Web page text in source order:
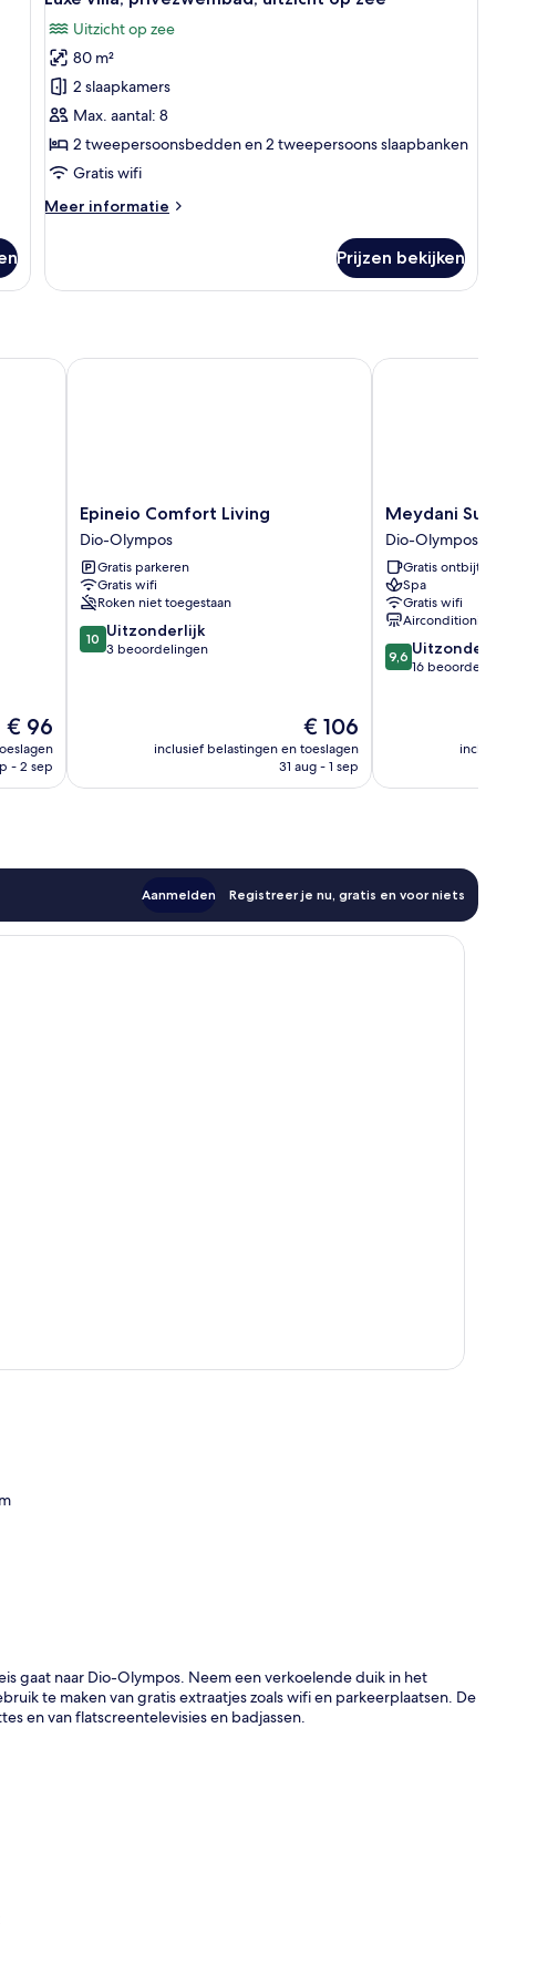
foto's
voor
Luxe
villa,
privézwembad,
uitzicht
op
laden
Uitzicht op zee
80 m²
2 slaapkamers
Max. aantal: 8
2 tweepersoonsbedden en 2 tweepersoons slaapbanken
Gratis wifi
Meer informatie
Meer
villa,
zee
Prijzen bekijken
De
prijs
is
€ 96
- 2 sep
Epineio
Comfort
Living
Dio-
Olympos
Epineio Comfort Living
Dio-Olympos
Gratis parkeren
Gratis wifi
Roken niet toegestaan
10.0
van
10 Uitzonderlijk
3 beoordelingen
De
prijs
is
€ 106
inclusief belastingen en toeslagen
31 aug - 1 sep
Epineio Comfort Living
Meydani
Suites
Dio-
Olympos
Meydani Suites
Dio-Olympos
Gratis ontbijt
Spa
Gratis wifi
Airconditioning
9.6
van
beoordelingen
9,6 Uitzonderlijk
16 beoordelingen
inclusief
Meydani Suites
Aanmelden Registreer je nu, gratis en voor niets
gaat naar Dio-Olympos. Neem een verkoelende duik in het
te maken van gratis extraatjes zoals wifi en parkeerplaatsen. De
en van flatscreentelevisies en badjassen.